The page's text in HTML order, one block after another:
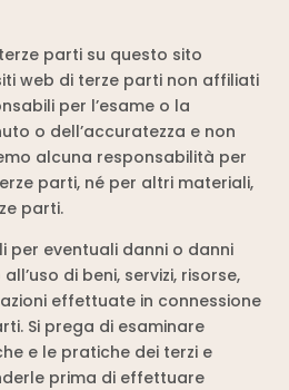
parti su questo sito
web di terze parti non affiliati
per l’esame o la
o dell’accuratezza e non
alcuna responsabilità per
parti, né per altri materiali,
parti.
per eventuali danni o danni
di beni, servizi, risorse,
effettuate in connessione
Si prega di esaminare
e le pratiche dei terzi e
prima di effettuare